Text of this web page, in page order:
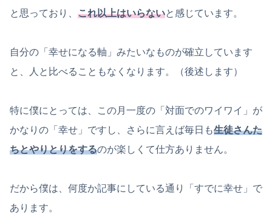
と思っており、 これ以上はいらないと感じています。
自分の「幸せになる軸」みたいなものが確立しています
と、人と比べることもなくなります。（後述します）
特に僕にとっては、この月一度の「対面でのワイワイ」が
かなりの「幸せ」ですし、さらに言えば毎日も生徒さんた
ちとやりとりをするのが楽しくて仕方ありません。
だから僕は、何度か記事にしている通り「すでに幸せ」で
あります。